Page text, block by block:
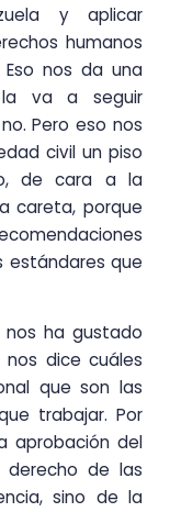
y aplicar
humanos
nos da una
va a seguir
Pero eso nos
civil un piso
de cara a la
careta, porque
estándares que
nos ha gustado
nos dice cuáles
que son las
trabajar. Por
aprobación del
derecho de las
sino de la